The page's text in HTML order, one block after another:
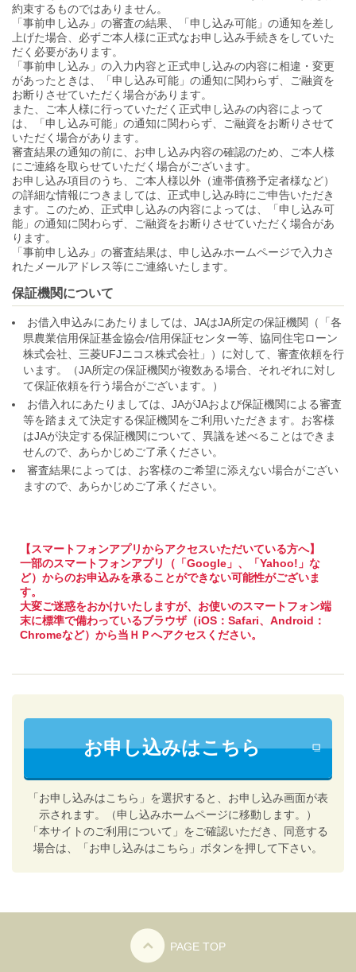
約束するものではありません。
「事前申し込み」の審査の結果、「申し込み可能」の通知を差し
上げた場合、必ずご本人様に正式なお申し込み手続きをしていた
だく必要があります。
「事前申し込み」の入力内容と正式申し込みの内容に相違・変更
があったときは、「申し込み可能」の通知に関わらず、ご融資を
お断りさせていただく場合があります。
また、ご本人様に行っていただく正式申し込みの内容によって
は、「申し込み可能」の通知に関わらず、ご融資をお断りさせて
いただく場合があります。
審査結果の通知の前に、お申し込み内容の確認のため、ご本人様
にご連絡を取らせていただく場合がございます。
お申し込み項目のうち、ご本人様以外（連帯債務予定者様など）
の詳細な情報につきましては、正式申し込み時にご申告いただき
ます。このため、正式申し込みの内容によっては、「申し込み可
能」の通知に関わらず、ご融資をお断りさせていただく場合があ
ります。
「事前申し込み」の審査結果は、申し込みホームページで入力さ
れたメールアドレス等にご連絡いたします。
保証機関について
お借入申込みにあたりましては、JAはJA所定の保証機関（「各
県農業信用保証基金協会/信用保証センター等、協同住宅ローン
株式会社、三菱UFJニコス株式会社」）に対して、審査依頼を行
います。（JA所定の保証機関が複数ある場合、それぞれに対し
て保証依頼を行う場合がございます。）
お借入れにあたりましては、JAがJAおよび保証機関による審査
等を踏まえて決定する保証機関をご利用いただきます。お客様
はJAが決定する保証機関について、異議を述べることはできま
せんので、あらかじめご了承ください。
審査結果によっては、お客様のご希望に添えない場合がござい
ますので、あらかじめご了承ください。
【スマートフォンアプリからアクセスいただいている方へ】
一部のスマートフォンアプリ（「Google」、「Yahoo!」な
ど）からのお申込みを承ることができない可能性がございま
す。
大変ご迷惑をおかけいたしますが、お使いのスマートフォン端
末に標準で備わっているブラウザ（iOS：Safari、Android：
Chromeなど）から当ＨＰへアクセスください。
お申し込みはこちら
「お申し込みはこちら」を選択すると、お申し込み画面が表
示されます。（申し込みホームページに移動します。）
「本サイトのご利用について」をご確認いただき、同意する
場合は、「お申し込みはこちら」ボタンを押して下さい。
PAGE TOP